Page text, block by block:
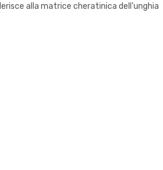
alla matrice cheratinica dell’unghia